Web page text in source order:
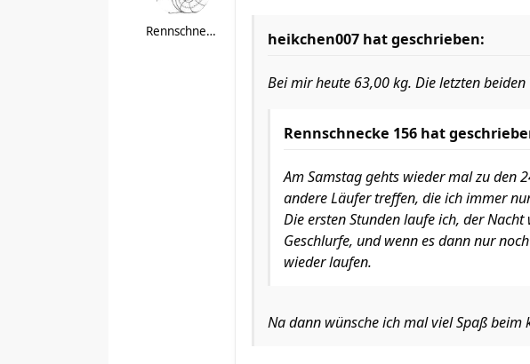
Rennschnecke 156 heikchen007 hat geschrieben:
Bei mir heute 63,00 kg. Die letzten
Rennschnecke 156 hat
Am Samstag gehts wieder mal zu den
andere Läufer treffen, die ich immer
Die ersten Stunden laufe ich, der
Geschlurfe, und wenn es dann nur
wieder laufen.
Na dann wünsche ich mal viel Spaß beim